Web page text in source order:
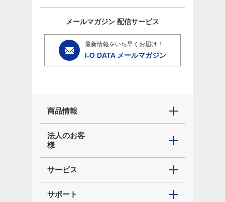
メールマガジン 配信サービス
最新情報をいち早くお届け！
I-O DATA メールマガジン
商品情報
法人のお客
様
サービス
サポート